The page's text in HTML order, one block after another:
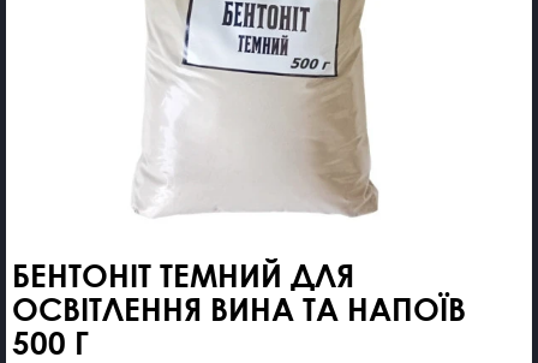
БЕНТОНІТ ТЕМНИЙ ДЛЯ
ОСВІТЛЕННЯ ВИНА ТА НАПОЇВ
500 Г